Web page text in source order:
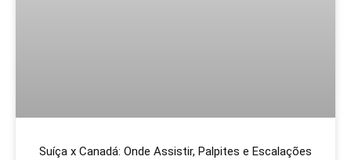
Suíça x Canadá: Onde Assistir, Palpites e Escalações